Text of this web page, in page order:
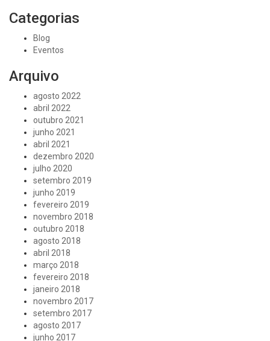
Categorias
Blog
Eventos
Arquivo
agosto 2022
abril 2022
outubro 2021
junho 2021
abril 2021
dezembro 2020
julho 2020
setembro 2019
junho 2019
fevereiro 2019
novembro 2018
outubro 2018
agosto 2018
abril 2018
março 2018
fevereiro 2018
janeiro 2018
novembro 2017
setembro 2017
agosto 2017
junho 2017